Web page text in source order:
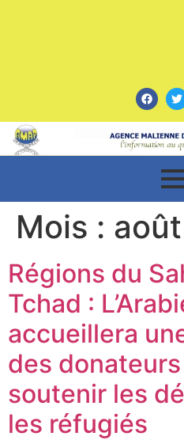
Mois :
Régions du
Tchad :
accueillera
des
soutenir les
les réfugiés